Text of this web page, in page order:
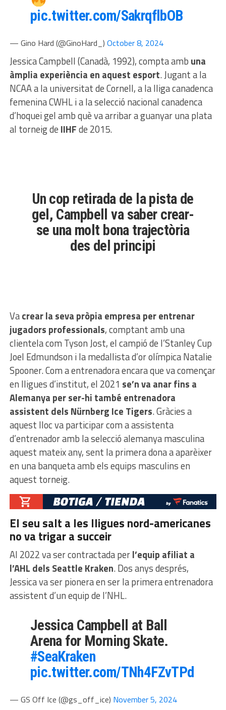
pic.twitter.com/SakrqflbOB
— Gino Hard (@GinoHard_) October 8, 2024
Jessica Campbell (Canadà, 1992), compta amb una
àmplia experiència en aquest esport. Jugant a la
NCAA a la universitat de Cornell, a la lliga canadenca
femenina CWHL i a la selecció nacional canadenca
d’hoquei gel amb què va arribar a guanyar una plata
al torneig de IIHFde 2015.
Un cop retirada de la pista de
gel, Campbell va saber crear-
se una molt bona trajectòria
des del principi
Vacrear la seva pròpia empresa per entrenar
jugadors professionals, comptant amb una
clientela com Tyson Jost, el campió de l’Stanley Cup
Joel Edmundson i la medallista d’or olímpica Natalie
Spooner. Com a entrenadora encara que va començar
en lligues d’institut, el 2021 se’n va anar fins a
Alemanya per ser-hi també entrenadora
assistent dels Nürnberg Ice Tigers. Gràcies a
aquest lloc va participar com a assistenta
d’entrenador amb la selecció alemanya masculina
aquest mateix any, sent la primera dona a aparèixer
en una banqueta amb els equips masculins en
aquest torneig.
El seu salt a les lligues nord-americanes
no va trigar a succeir
Al 2022 va ser contractada perl’equip afiliat a
l’AHL dels Seattle Kraken. Dos anys després,
Jessica va ser pionera en ser la primera entrenadora
assistent d’un equip de l’NHL.
Jessica Campbell at Ball
Arena for Morning Skate.
#SeaKraken
pic.twitter.com/TNh4FZvTPd
— GS Off Ice (@gs_off_ice) November 5, 2024